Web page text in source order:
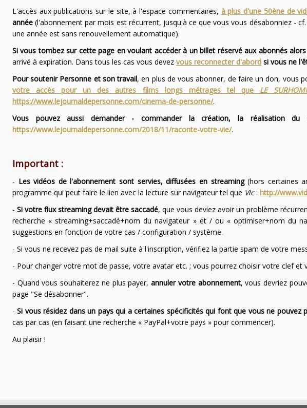
L'accès aux publications sur le site, à l'espace commentaires, à plus d'une 50ène de
année(l'abonnement par mois est récurrent, jusqu'à ce que vous vous désabonniez -
une année est sans renouvellement automatique).
Si vous tombez sur cette page en voulant accéder à un billet réservé aux abonnés
arrivé à expiration. Dans tous les cas vous devez vous reconnecter d'abordsi vous ne
Pour soutenir Personne et son travail, en plus de vous abonner, de faire un don, vous
votre accès pour un des autres films longs métrages tel que LE
https://www.lejournaldepersonne.com/cinema-de-personne/.
Vous pouvez aussi demander - commander la création, la réalisation
https://www.lejournaldepersonne.com/2018/11/raconte-votre-vie/.
Important :
- Les vidéos de l'abonnement sont servies, diffusées en streaming(hors certaines
programme qui peut faire le lien avec la lecture sur navigateur tel que Vlc: http://
- Si votre flux streaming devait être saccadé, que vous deviez avoir un problème
recherche « streaming+saccadé+nom du navigateur » et / ou « optimiser+nom du
suggestions en fonction de votre cas / configuration / système.
- Si vous ne recevez pas de mail suite à l'inscription, vérifiez la partie spam de votre
- Pour changer votre mot de passe, votre avatar etc. ; vous pourrez choisir votre clef et
- Quand vous souhaiterez ne plus payer,annuler votre abonnement, vous devriez
page "Se désabonner".
-Si vous résidez dans un pays qui a certaines spécificités qui font que vous ne
cas par cas (en faisant une recherche « PayPal+votre pays » pour commencer).
Au plaisir !